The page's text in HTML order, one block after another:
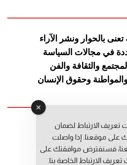
تعنى بالحوار ونشر الآراء
في مجالات السياسة
والثقافة والفن
وحقوق الإنسان
عبد الرحيم التوراني
المساعد: المعطي قبال
فاطمة حوحو
تعريف الارتباط لضمان
على موقعنا. إذا واصلت
فسنفترض موافقتك على
الارتباط الخاصة بنا.